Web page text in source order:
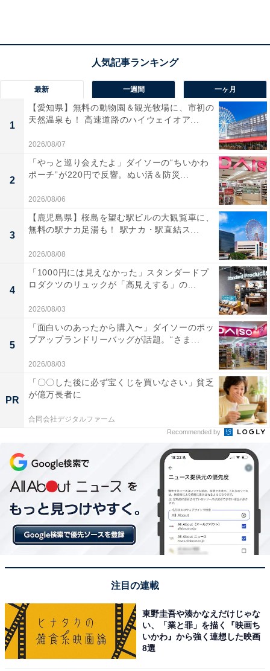
「3〜6歳」40％以上が「3000〜5000円」、昔から
愛されるトイブランドが人気
「3〜6歳」は、「3000〜5000円」が42.7％と最多で
す。2番目が「5000〜7500円」で19.8％、「3000円以
下」が16.4％という結果に。平均金額は4629円でした。
3〜6歳のプレゼント予算
ー」、男の子が「プラレール」でした。2位以下を見る
と、プリキュアやトミカなどがランクインしており、長
年愛されているブランドシリーズが多いようです。
＞＞次ページ：小学生は低学年と高学年で予算に幅
【おすすめ記事】
・
Z世代が選ぶ「2021年ほしいクリスマスプレゼント」
TOP10！ 「スキンケア用品」「洋服」を抑えた1位は？
最新 一週間 一ヶ月
1
【愛知県】無料の動物園＆観光牧場に、市初の
天然温泉も！ 高速道路のハイウェイオア...
2026/08/07
2
「やっと巡り会えたよ」ダイソーの“ちいかわ
ポーチ”が220円で反響。ぬい活＆防災...
2026/08/06
3
【鹿児島県】桜島を望む駅ビルの大観覧車に、
無料の駅ナカ足湯も！ 駅ナカ・駅直結ス...
2026/08/08
4
「1000円には見えなかった」スタンダードプ
ロダクツのリュックが「高見えする」の...
2026/08/03
5
「面白いのあったから購入〜」ダイソーのポッ
プアップランドリーバッグが話題。“さま...
2026/08/03
PR
「〇〇した後に必ず宝くじを買いなさい」貧乏
が億万長者に
合同会社デジタルファーム
Recommended by
注目の連載
東野圭吾や湊かなえだけじゃな
い、「業と罪」を描く『映画ち
いかわ』から強く連想した映画
8選